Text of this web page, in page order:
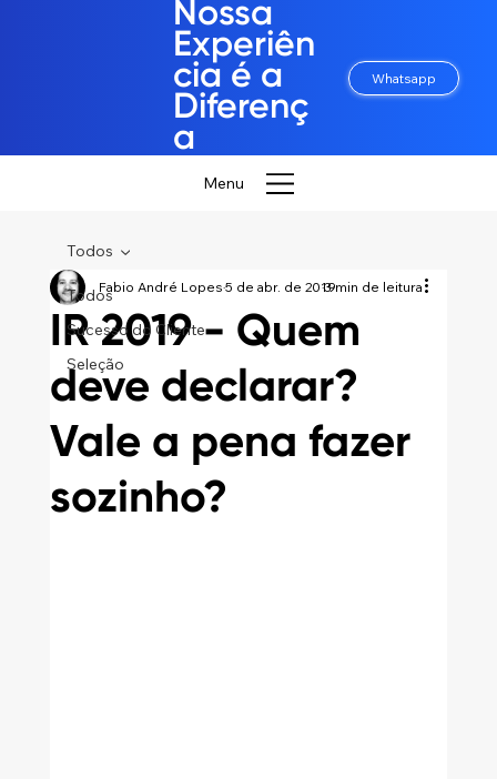
Menu
Nossa
Experiên
cia é a
Diferenç
a
Whatsapp
Todos
Sucesso do Cliente
Seleção
Todos
IR 2019 - Quem
deve declarar?
Vale a pena fazer
sozinho?
Fabio André Lopes5 de abr. de 20193 min de leitura